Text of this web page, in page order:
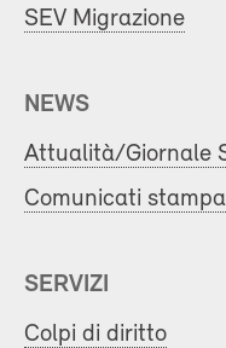
SEV Migrazione
NEWS
Attualità/Giornale
Comunicati stampa
SERVIZI
Colpi di diritto